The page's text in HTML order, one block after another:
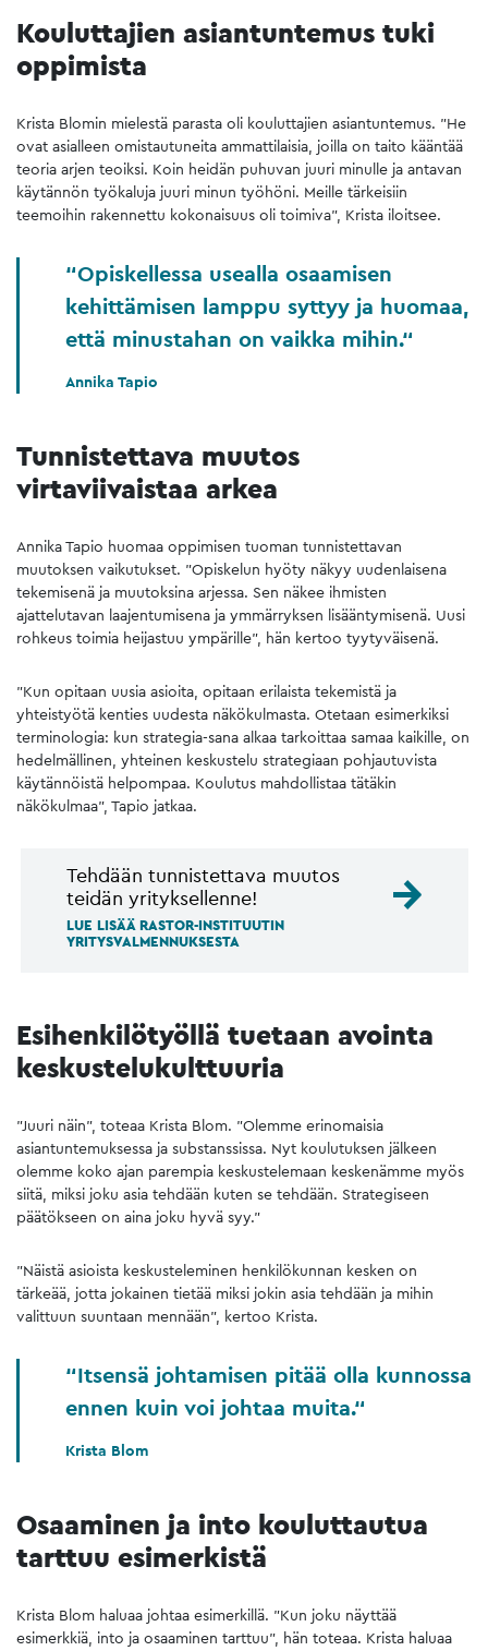
Kouluttajien asiantuntemus tuki
oppimista
Krista Blomin mielestä parasta oli kouluttajien asiantuntemus. ”He
ovat asialleen omistautuneita ammattilaisia, joilla on taito kääntää
teoria arjen teoiksi. Koin heidän puhuvan juuri minulle ja antavan
käytännön työkaluja juuri minun työhöni. Meille tärkeisiin
teemoihin rakennettu kokonaisuus oli toimiva”, Krista iloitsee.
Opiskellessa usealla osaamisen
kehittämisen lamppu syttyy ja huomaa,
että minustahan on vaikka mihin.
Annika Tapio
Tunnistettava muutos
virtaviivaistaa arkea
Annika Tapio huomaa oppimisen tuoman tunnistettavan
muutoksen vaikutukset. ”Opiskelun hyöty näkyy uudenlaisena
tekemisenä ja muutoksina arjessa. Sen näkee ihmisten
ajattelutavan laajentumisena ja ymmärryksen lisääntymisenä. Uusi
rohkeus toimia heijastuu ympärille”, hän kertoo tyytyväisenä.
”Kun opitaan uusia asioita, opitaan erilaista tekemistä ja
yhteistyötä kenties uudesta näkökulmasta. Otetaan esimerkiksi
terminologia: kun strategia-sana alkaa tarkoittaa samaa kaikille, on
hedelmällinen, yhteinen keskustelu strategiaan pohjautuvista
käytännöistä helpompaa. Koulutus mahdollistaa tätäkin
näkökulmaa”, Tapio jatkaa.
Tehdään tunnistettava muutos
teidän yrityksellenne!
LUE LISÄÄ RASTOR-INSTITUUTIN
YRITYSVALMENNUKSESTA
Esihenkilötyöllä tuetaan avointa
keskustelukulttuuria
”Juuri näin”, toteaa Krista Blom. ”Olemme erinomaisia
asiantuntemuksessa ja substanssissa. Nyt koulutuksen jälkeen
olemme koko ajan parempia keskustelemaan keskenämme myös
siitä, miksi joku asia tehdään kuten se tehdään. Strategiseen
päätökseen on aina joku hyvä syy.”
”Näistä asioista keskusteleminen henkilökunnan kesken on
tärkeää, jotta jokainen tietää miksi jokin asia tehdään ja mihin
valittuun suuntaan mennään”, kertoo Krista.
Itsensä johtamisen pitää olla kunnossa
ennen kuin voi johtaa muita.
Krista Blom
Osaaminen ja into kouluttautua
tarttuu esimerkistä
Krista Blom haluaa johtaa esimerkillä. ”Kun joku näyttää
esimerkkiä, into ja osaaminen tarttuu”, hän toteaa. Krista haluaa